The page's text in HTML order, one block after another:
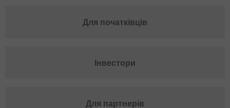
Для початківців
Інвестори
Для партнерів